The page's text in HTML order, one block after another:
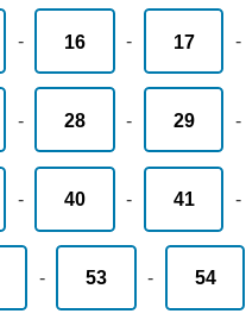
- 16 - 17 -
- 28 - 29 -
- 40 - 41 -
- 53 - 54